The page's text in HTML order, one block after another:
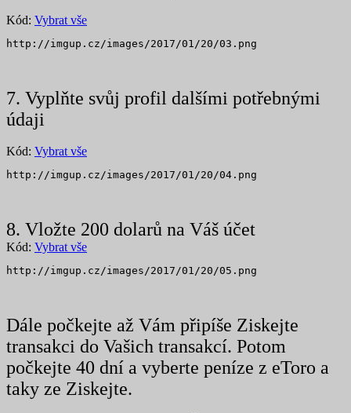
Kód: Vybrat vše
http://imgup.cz/images/2017/01/20/03.png
7. Vyplňte svůj profil dalšími potřebnými
údaji
Kód: Vybrat vše
http://imgup.cz/images/2017/01/20/04.png
8. Vložte 200 dolarů na Váš účet
Kód: Vybrat vše
http://imgup.cz/images/2017/01/20/05.png
Dále počkejte až Vám připíše Ziskejte
transakci do Vašich transakcí. Potom
počkejte 40 dní a vyberte peníze z eToro a
taky ze Ziskejte.